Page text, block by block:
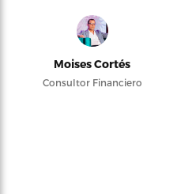
Moises Cortés
Consultor Financiero